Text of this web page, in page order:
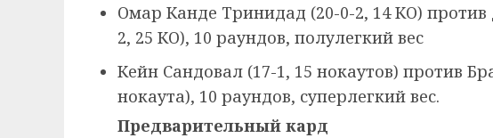
Омар Канде Тринидад (20-0-2, 14 КО)
2, 25 КО), 10 раундов, полулегкий вес
Кейн Сандовал (17-1, 15 нокаутов) против
нокаута), 10 раундов, суперлегкий вес.
Предварительный кард